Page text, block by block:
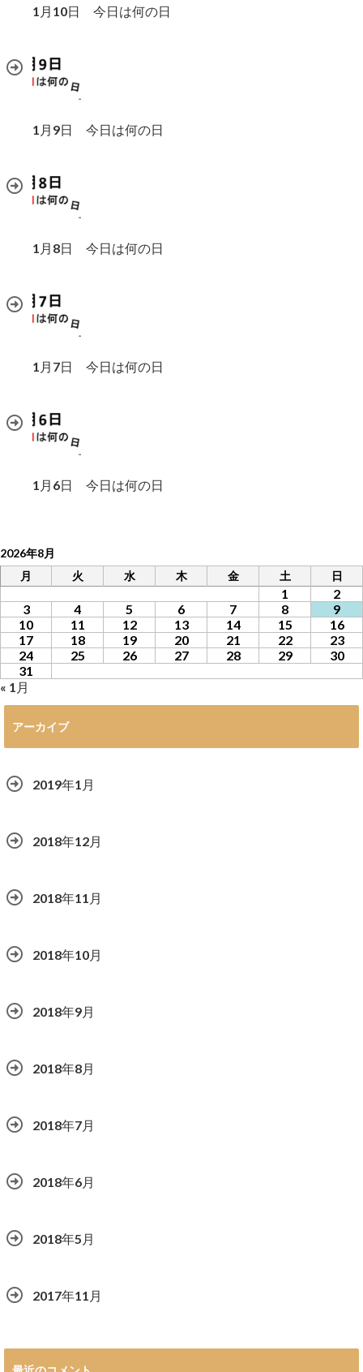
1月10日 今日は何の日
1月9日 今日は何の日
1月8日 今日は何の日
1月7日 今日は何の日
1月6日 今日は何の日
2026年8月
月
火 水 木 金 土 日
1
2
3
4 5 6 7 8
9
10
11 12 13 14 15
16
17
18 19 20 21 22
23
24
25 26 27 28 29
30
31
« 1月
アーカイブ
2019年1月
2018年12月
2018年11月
2018年10月
2018年9月
2018年8月
2018年7月
2018年6月
2018年5月
2017年11月